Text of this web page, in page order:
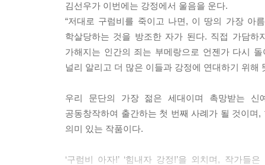
김선우가 이번에는 강정에서 울음을 운다.
“저대로 구럼비를 죽이고 나면, 이 땅의 가장 아
학살당하는 것을 방조한 자가 된다. 직접 가담
가해지는 인간의 죄는 부메랑으로 언젠가 다시
널리 알리고 더 많은 이들과 강정에 연대하기 위
우리 문단의 가장 젊은 세대이며 촉망받는 신
공동창작하여 출간하는 첫 번째 사례가 될 것이
의미 있는 작품이다.
‘구럼비 아자!’ ‘힘내자 강정!’을 외치며, 작가